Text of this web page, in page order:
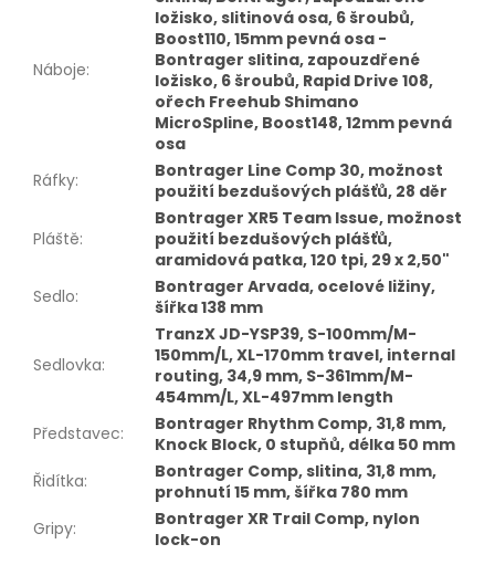
Náboje:
ložisko, slitinová osa, 6 šroubů,
Boost110, 15mm pevná osa -
Bontrager slitina, zapouzdřené
ložisko, 6 šroubů, Rapid Drive 108,
ořech Freehub Shimano
MicroSpline, Boost148, 12mm pevná
osa
Ráfky:
Bontrager Line Comp 30, možnost
použití bezdušových plášťů, 28 děr
Pláště:
Bontrager XR5 Team Issue, možnost
použití bezdušových plášťů,
aramidová patka, 120 tpi, 29 x 2,50"
Sedlo:
Bontrager Arvada, ocelové ližiny,
šířka 138 mm
Sedlovka:
TranzX JD-YSP39, S-100mm/M-
150mm/L, XL-170mm travel, internal
routing, 34,9 mm, S-361mm/M-
454mm/L, XL-497mm length
Představec:
Bontrager Rhythm Comp, 31,8 mm,
Knock Block, 0 stupňů, délka 50 mm
Řidítka:
Bontrager Comp, slitina, 31,8 mm,
prohnutí 15 mm, šířka 780 mm
Gripy:
Bontrager XR Trail Comp, nylon
lock-on